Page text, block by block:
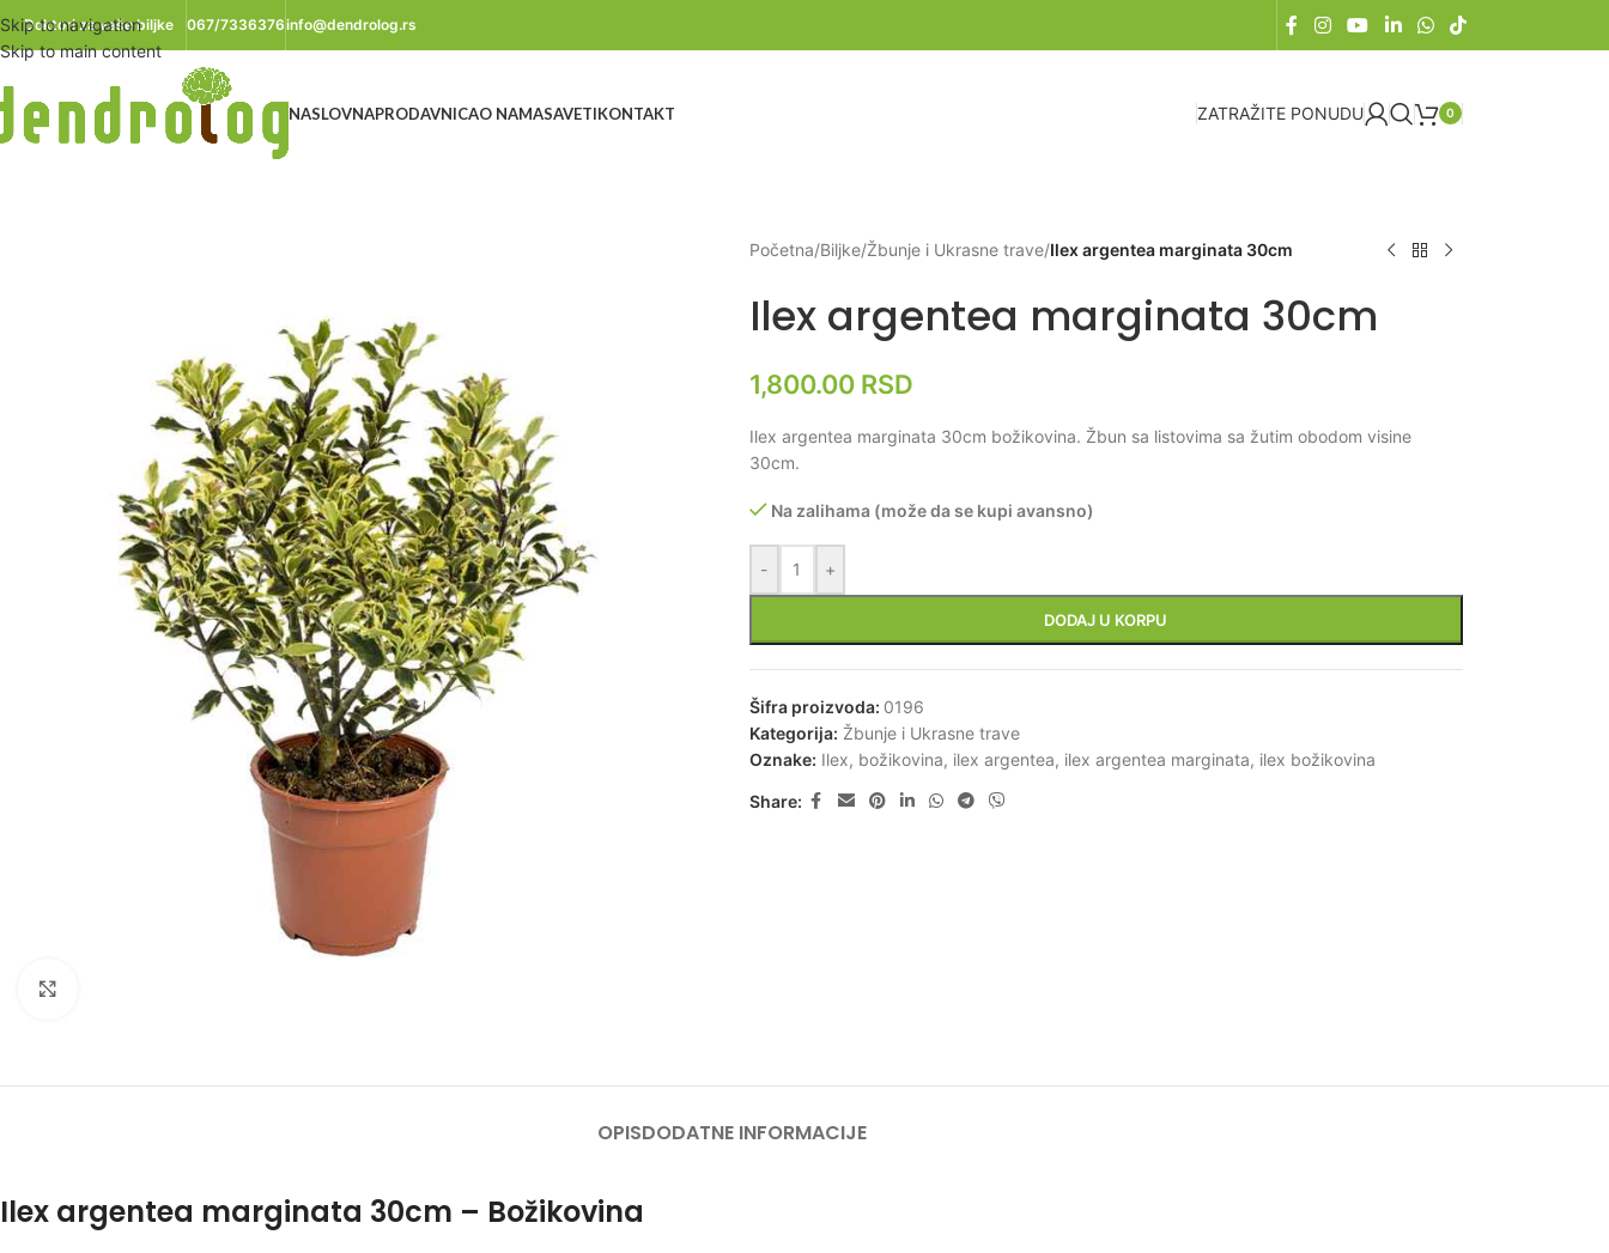
Skip to navigation
Skip to main content
Doktori za vaše biljke 067/7336376info@dendrolog.rs
NASLOVNAPRODAVNICAO NAMASAVETIKONTAKT ZATRAŽITE PONUDU 0
Početna/Biljke/Žbunje i Ukrasne trave/Ilex argentea marginata 30cm
Ilex argentea marginata 30cm
1,800.00 RSD
Ilex argentea marginata 30cm božikovina. Žbun sa listovima sa žutim obodom visine
30cm.
Na zalihama (može da se kupi avansno)
- +
DODAJ U KORPU
Šifra proizvoda: 0196
Kategorija: Žbunje i Ukrasne trave
Oznake: Ilex, božikovina, ilex argentea, ilex argentea marginata, ilex božikovina
Share:
OPISDODATNE INFORMACIJE
Ilex argentea marginata 30cm – Božikovina